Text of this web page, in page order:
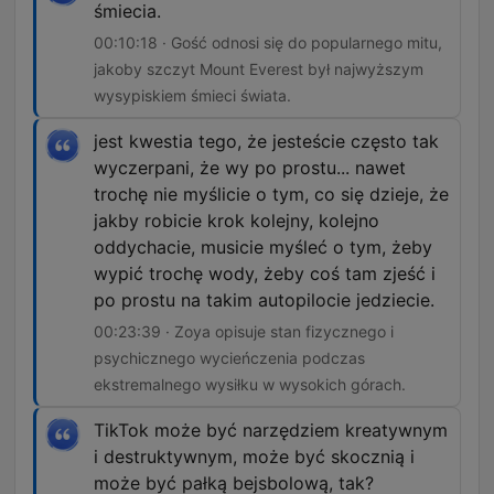
śmiecia.
00:10:18 · Gość odnosi się do popularnego mitu,
jakoby szczyt Mount Everest był najwyższym
wysypiskiem śmieci świata.
jest kwestia tego, że jesteście często tak
wyczerpani, że wy po prostu... nawet
trochę nie myślicie o tym, co się dzieje, że
jakby robicie krok kolejny, kolejno
oddychacie, musicie myśleć o tym, żeby
wypić trochę wody, żeby coś tam zjeść i
po prostu na takim autopilocie jedziecie.
00:23:39 · Zoya opisuje stan fizycznego i
psychicznego wycieńczenia podczas
ekstremalnego wysiłku w wysokich górach.
TikTok może być narzędziem kreatywnym
i destruktywnym, może być skocznią i
może być pałką bejsbolową, tak?